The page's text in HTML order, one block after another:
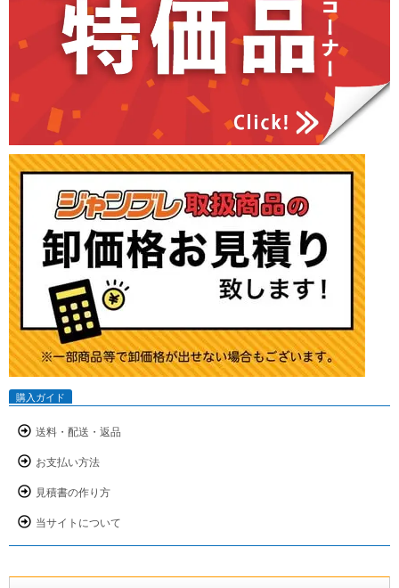
購入ガイド
送料・配送・返品
お支払い方法
見積書の作り方
当サイトについて